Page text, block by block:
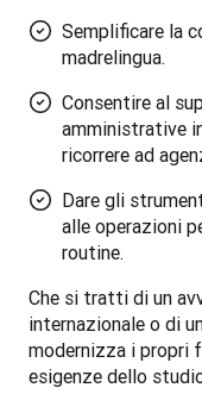
Semplificare la
madrelingua.
Consentire al
amministrative
ricorrere ad
Dare gli
alle operazioni
routine.
Che si tratti di un
internazionale o di
modernizza i propri
esigenze dello